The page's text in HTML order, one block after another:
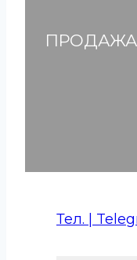
Тел. |